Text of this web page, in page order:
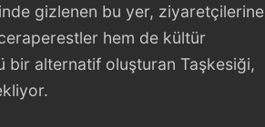
gizlenen bu yer, ziyaretçilerine
hem de kültür
bir alternatif oluşturan Taşkesiği,